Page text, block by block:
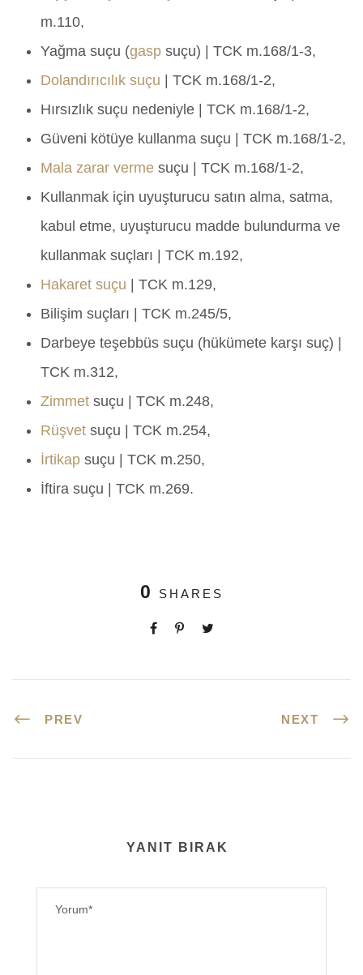
m.110,
Yağma suçu (gasp suçu) | TCK m.168/1-3,
Dolandırıcılık suçu | TCK m.168/1-2,
Hırsızlık suçu nedeniyle | TCK m.168/1-2,
Güveni kötüye kullanma suçu | TCK m.168/1-2,
Mala zarar verme suçu | TCK m.168/1-2,
Kullanmak için uyuşturucu satın alma, satma,
kabul etme, uyuşturucu madde bulundurma ve
kullanmak suçları | TCK m.192,
Hakaret suçu | TCK m.129,
Bilişim suçları | TCK m.245/5,
Darbeye teşebbüs suçu (hükümete karşı suç) |
TCK m.312,
Zimmet suçu | TCK m.248,
Rüşvet suçu | TCK m.254,
İrtikap suçu | TCK m.250,
İftira suçu | TCK m.269.
0 SHARES
PREV NEXT
YANIT BIRAK